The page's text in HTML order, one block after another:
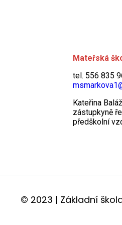
Mateřská
tel. 556 835
Kateřina
zástupkyně
předškolní
© 2023 | Základní